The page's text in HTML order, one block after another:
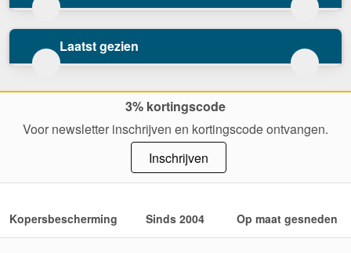
Laatst gezien
3% kortingscode
Voor newsletter inschrijven en kortingscode ontvangen.
Inschrijven
Kopersbescherming Sinds 2004 Op maat gesneden